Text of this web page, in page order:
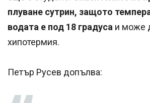
плуване сутрин, защото
водата е под 18 градуса и може
хипотермия.
Петър Русев допълва: